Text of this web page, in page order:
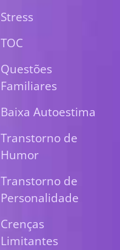
Stress
TOC
Questões
Familiares
Baixa Autoestima
Transtorno de
Humor
Transtorno de
Personalidade
Crenças
Limitantes